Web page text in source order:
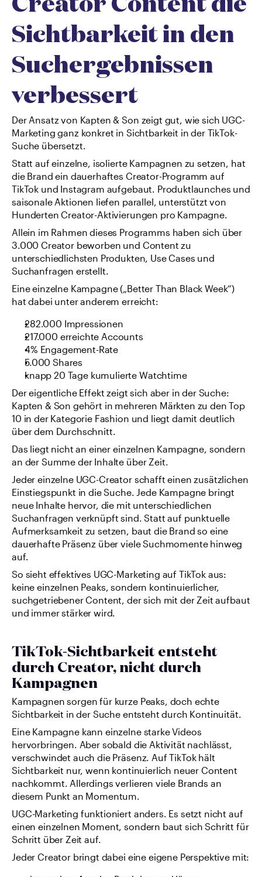
Sichtbarkeit in den
Suchergebnissen
verbessert
Der Ansatz von Kapten & Son zeigt gut, wie sich UGC-
Marketing ganz konkret in Sichtbarkeit in der TikTok-
Suche übersetzt.
Statt auf einzelne, isolierte Kampagnen zu setzen, hat
die Brand ein dauerhaftes Creator-Programm auf
TikTok und Instagram aufgebaut. Produktlaunches und
saisonale Aktionen liefen parallel, unterstützt von
Hunderten Creator-Aktivierungen pro Kampagne.
Allein im Rahmen dieses Programms haben sich über
3.000 Creator beworben und Content zu
unterschiedlichsten Produkten, Use Cases und
Suchanfragen erstellt.
Eine einzelne Kampagne („Better Than Black Week“)
hat dabei unter anderem erreicht:
282.000 Impressionen
217.000 erreichte Accounts
4% Engagement-Rate
5.000 Shares
knapp 20 Tage kumulierte Watchtime
Der eigentliche Effekt zeigt sich aber in der Suche:
Kapten & Son gehört in mehreren Märkten zu den Top
10 in der Kategorie Fashion und liegt damit deutlich
über dem Durchschnitt.
Das liegt nicht an einer einzelnen Kampagne, sondern
an der Summe der Inhalte über Zeit.
Jeder einzelne UGC-Creator schafft einen zusätzlichen
Einstiegspunkt in die Suche. Jede Kampagne bringt
neue Inhalte hervor, die mit unterschiedlichen
Suchanfragen verknüpft sind. Statt auf punktuelle
Aufmerksamkeit zu setzen, baut die Brand so eine
dauerhafte Präsenz über viele Suchmomente hinweg
auf.
So sieht effektives UGC-Marketing auf TikTok aus:
keine einzelnen Peaks, sondern kontinuierlicher,
suchgetriebener Content, der sich mit der Zeit aufbaut
und immer stärker wird.
TikTok-Sichtbarkeit entsteht
durch Creator, nicht durch
Kampagnen
Kampagnen sorgen für kurze Peaks, doch echte
Sichtbarkeit in der Suche entsteht durch Kontinuität.
Eine Kampagne kann einzelne starke Videos
hervorbringen. Aber sobald die Aktivität nachlässt,
verschwindet auch die Präsenz. Auf TikTok hält
Sichtbarkeit nur, wenn kontinuierlich neuer Content
nachkommt. Allerdings verlieren viele Brands an
diesem Punkt an Momentum.
UGC-Marketing funktioniert anders. Es setzt nicht auf
einen einzelnen Moment, sondern baut sich Schritt für
Schritt über Zeit auf.
Jeder Creator bringt dabei eine eigene Perspektive mit: